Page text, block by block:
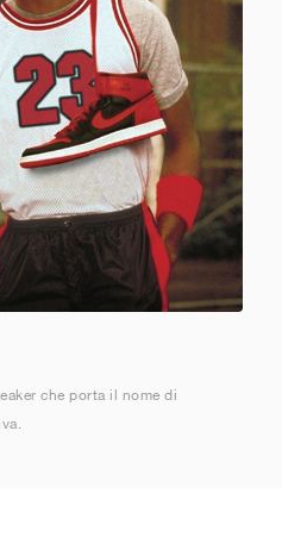
che porta il nome di